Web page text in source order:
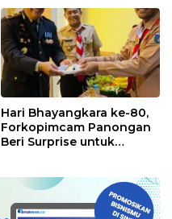
Ditingkatkan
Hari Bhayangkara ke-80,
Forkopimcam Panongan
Beri Surprise untuk